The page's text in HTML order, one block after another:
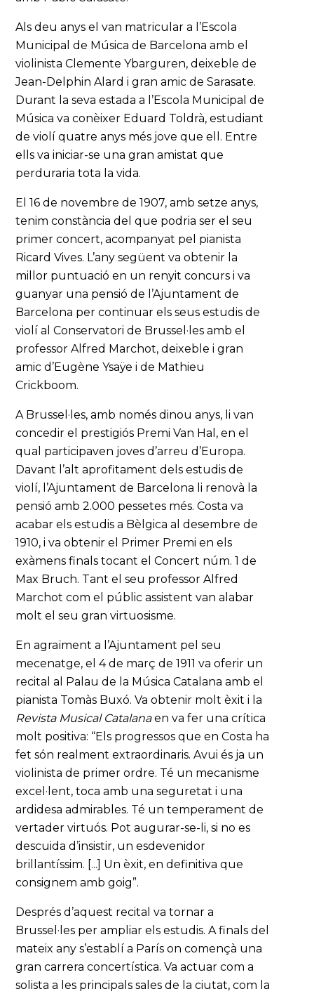
Als deu anys el van matricular a l’Escola
Municipal de Música de Barcelona amb el
violinista Clemente Ybarguren, deixeble de
Jean-Delphin Alard i gran amic de Sarasate.
Durant la seva estada a l’Escola Municipal de
Música va conèixer Eduard Toldrà, estudiant
de violí quatre anys més jove que ell. Entre
ells va iniciar-se una gran amistat que
perduraria tota la vida.
El 16 de novembre de 1907, amb setze anys,
tenim constància del que podria ser el seu
primer concert, acompanyat pel pianista
Ricard Vives. L’any següent va obtenir la
millor puntuació en un renyit concurs i va
guanyar una pensió de l’Ajuntament de
Barcelona per continuar els seus estudis de
violí al Conservatori de Brussel·les amb el
professor Alfred Marchot, deixeble i gran
amic d’Eugène Ysaÿe i de Mathieu
Crickboom.
A Brussel·les, amb només dinou anys, li van
concedir el prestigiós Premi Van Hal, en el
qual participaven joves d’arreu d’Europa.
Davant l’alt aprofitament dels estudis de
violí, l’Ajuntament de Barcelona li renovà la
pensió amb 2.000 pessetes més. Costa va
acabar els estudis a Bèlgica al desembre de
1910, i va obtenir el Primer Premi en els
exàmens finals tocant el Concert núm. 1 de
Max Bruch. Tant el seu professor Alfred
Marchot com el públic assistent van alabar
molt el seu gran virtuosisme.
En agraïment a l’Ajuntament pel seu
mecenatge, el 4 de març de 1911 va oferir un
recital al Palau de la Música Catalana amb el
pianista Tomàs Buxó. Va obtenir molt èxit i la
Revista Musical Catalanaen va fer una crítica
molt positiva: “Els progressos que en Costa ha
fet són realment extraordinaris. Avui és ja un
violinista de primer ordre. Té un mecanisme
excel·lent, toca amb una seguretat i una
ardidesa admirables. Té un temperament de
vertader virtuós. Pot augurar-se-li, si no es
descuida d’insistir, un esdevenidor
brillantíssim. [...] Un èxit, en definitiva que
consignem amb goig”.
Després d’aquest recital va tornar a
Brussel·les per ampliar els estudis. A finals del
mateix any s’establí a París on començà una
gran carrera concertística. Va actuar com a
solista a les principals sales de la ciutat, com la